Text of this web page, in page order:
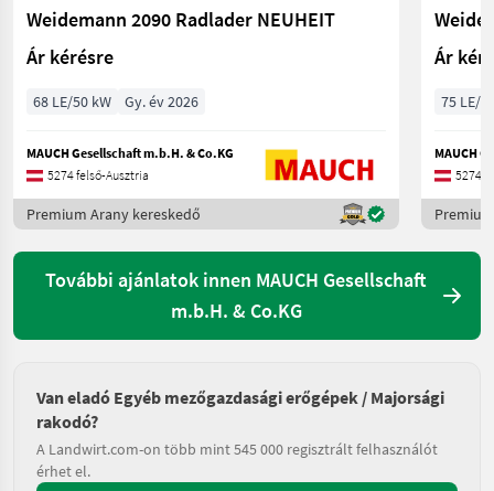
Weidemann 2090 Radlader NEUHEIT
Ár kérésre
68 LE/50 kW Gy. év 2026
MAUCH Gesellschaft m.b.H. & Co.KG
5274 felső-Ausztria
Premium Arany kereskedő
Ár
75 LE/
MAUCH
5274
További ajánlatok innen MAUCH Gesellschaft
m.b.H. & Co.KG
Van eladó Egyéb mezőgazdasági erőgépek / Majorsági
rakodó?
A Landwirt.com-on több mint 545 000 regisztrált felhasználót
érhet el.